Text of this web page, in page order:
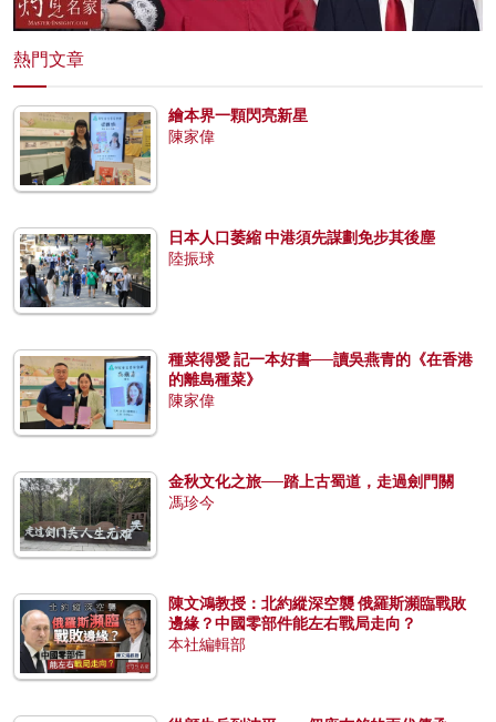
熱門文章
繪本界一顆閃亮新星
陳家偉
日本人口萎縮 中港須先謀劃免步其後塵
陸振球
種菜得愛 記一本好書──讀吳燕青的《在香港
的離島種菜》
陳家偉
金秋文化之旅──踏上古蜀道，走過劍門關
馮珍今
陳文鴻教授：北約縱深空襲 俄羅斯瀕臨戰敗
邊緣？中國零部件能左右戰局走向？
本社編輯部